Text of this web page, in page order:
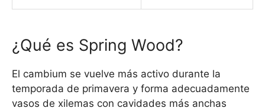
¿Qué es Spring Wood?
El cambium se vuelve más activo durante la
temporada de primavera y forma adecuadamente
vasos de xilemas con cavidades más anchas